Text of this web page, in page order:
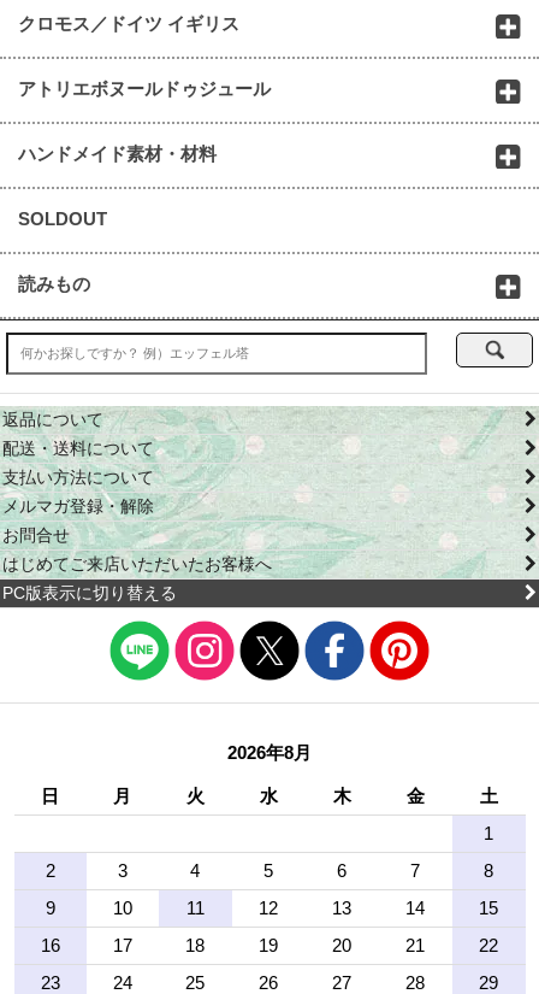
クロモス／ドイツ イギリス
アトリエボヌールドゥジュール
ハンドメイド素材・材料
SOLDOUT
読みもの
返品について
配送・送料について
支払い方法について
メルマガ登録・解除
お問合せ
はじめてご来店いただいたお客様へ
PC版表示に切り替える
2026年8月
日 月 火 水 木 金
土
1
2
3 4 5 6 7
8
9
10 11 12 13 14
15
16
17 18 19 20 21
22
23
24 25 26 27 28
29